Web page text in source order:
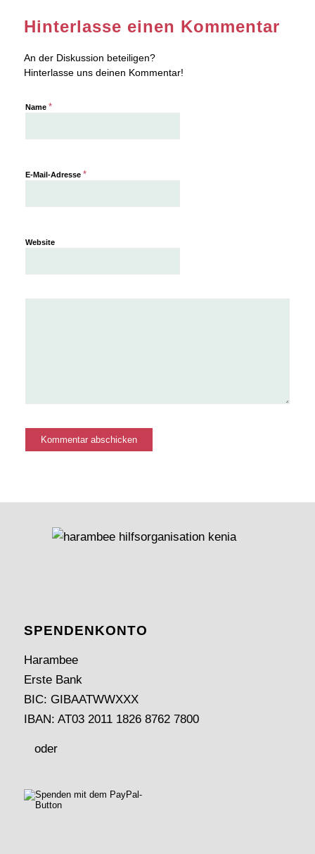
Hinterlasse einen Kommentar
An der Diskussion beteiligen?
Hinterlasse uns deinen Kommentar!
Name *
E-Mail-Adresse *
Website
SPENDEN­KONTO
Harambee
Erste Bank
BIC: GIBAATWWXXX
IBAN: AT03 2011 1826 8762 7800
oder